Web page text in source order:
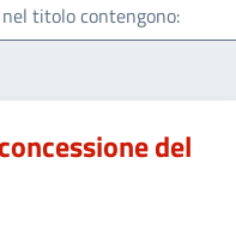
titolo contengono:
del